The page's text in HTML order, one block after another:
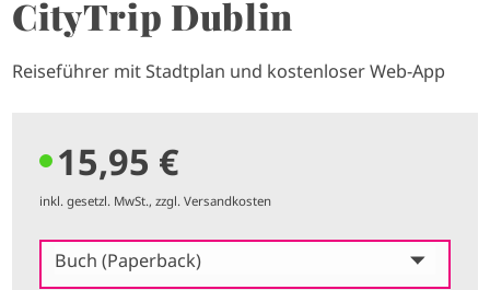
CityTrip Dublin
Reiseführer mit Stadtplan und kostenloser Web-App
15,95 €
inkl. gesetzl. MwSt., zzgl. Versandkosten
Buch (Paperback)